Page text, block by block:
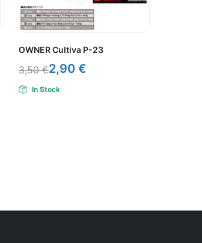
OWNER Cultiva P-23
3,50€2,90 €
In Stock